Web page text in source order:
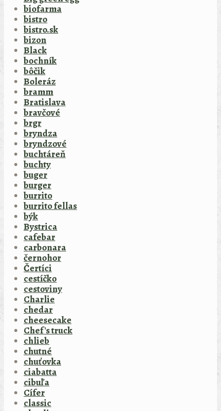
biofarma
bistro
bistro.sk
bizon
Black
bochník
bôčik
Boleráz
bramm
Bratislava
bravčové
brgr
bryndza
bryndzové
buchtáreň
buchty
buger
burger
burrito
burrito fellas
býk
Bystrica
cafebar
carbonara
černohor
Čertíci
cestíčko
cestoviny
Charlie
chedar
cheesecake
Chef's truck
chlieb
chutné
chuťovka
ciabatta
cibuľa
Cífer
classic